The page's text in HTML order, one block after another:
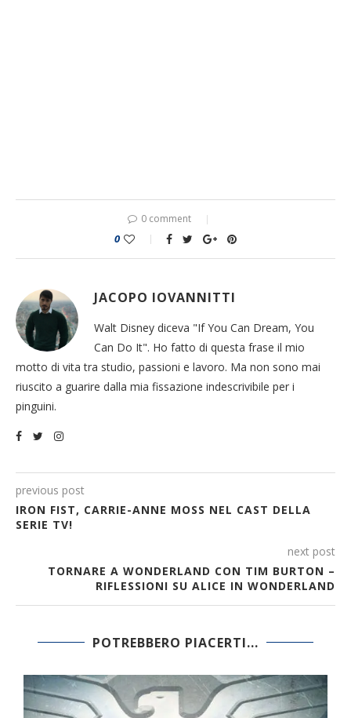
0 comment
0
JACOPO IOVANNITTI
Walt Disney diceva "If You Can Dream, You
Can Do It". Ho fatto di questa frase il mio
motto di vita tra studio, passioni e lavoro. Ma non sono mai
riuscito a guarire dalla mia fissazione indescrivibile per i
pinguini.
previous post
IRON FIST, CARRIE-ANNE MOSS NEL CAST DELLA
SERIE TV!
next post
TORNARE A WONDERLAND CON TIM BURTON –
RIFLESSIONI SU ALICE IN WONDERLAND
POTREBBERO PIACERTI...